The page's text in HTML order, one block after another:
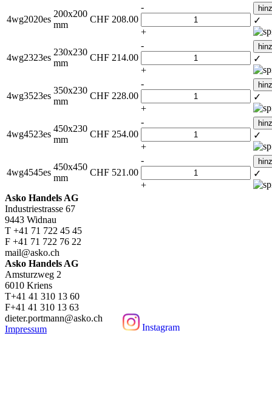
Instagram
4wg2020es
200x200
mm
CHF 208.00
-
+
✓
4wg2323es
230x230
mm
CHF 214.00
-
+
✓
4wg3523es
350x230
mm
CHF 228.00
-
+
✓
4wg4523es
450x230
mm
CHF 254.00
-
+
✓
4wg4545es
450x450
mm
CHF 521.00
-
+
✓
Asko Handels AG
Industriestrasse 67
9443 Widnau
T +41 71 722 45 45
F +41 71 722 76 22
mail@asko.ch
Asko Handels AG
Amsturzweg 2
6010 Kriens
T+41 41 310 13 60
F+41 41 310 13 63
dieter.portmann@asko.ch
Impressum